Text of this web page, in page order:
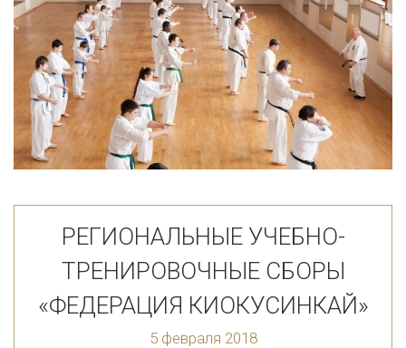
РЕГИОНАЛЬНЫЕ УЧЕБНО-
ТРЕНИРОВОЧНЫЕ СБОРЫ
«ФЕДЕРАЦИЯ КИОКУСИНКАЙ»
5 февраля 2018